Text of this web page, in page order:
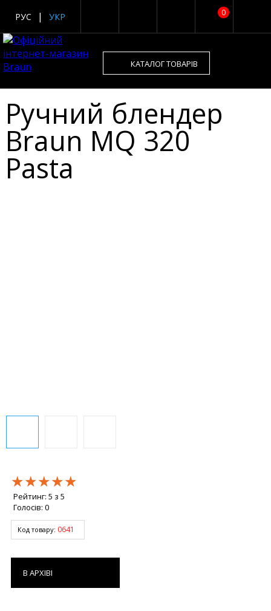
0
РУС УКР
КАТАЛОГ ТОВАРІВ
Ручний блендер
Braun MQ 320
Pasta
★★★★★
★★★★★
★★★★★
Рейтинг: 5 з 5
Голосів: 0
Код товару: 0641
В АРХІВІ